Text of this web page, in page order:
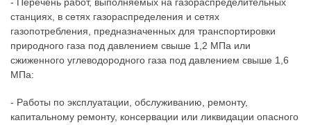
станциях, в сетях газораспределения и сетях
газопотребления, предназначенных для транспортировки
природного газа под давлением свыше 1,2 МПа или
сжиженного углеводородного газа под давлением свыше 1,6
МПа:
- Работы по эксплуатации, обслуживанию, ремонту,
капитальному ремонту, консервации или ликвидации опасного